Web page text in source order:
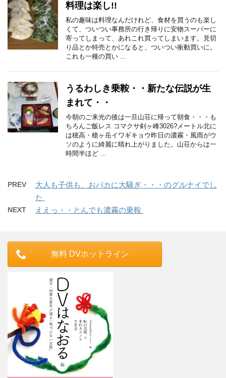
料理は楽し!!
私の趣味は料理なんだけれど、食材を買うのも楽し
くて、ついつい事務所の行き帰りに安物スーパーに
寄ってしまって、あれこれ買ってしまいます。見切
り品とか特売とかになると、ついつい衝動買いに。
これも一種の買い ...
うるわしき乗鞍・・新たな伝説が生
まれて・・
今朝のご来光の後は一旦山荘に帰って朝食・・・も
ちろんご飯レス コマクサ剣ヶ峰3026?メートル北に
は穂高・槍ヶ岳イワギキョウ昨日の濃霧・風雨がウ
ソのように綺麗に晴れ上がりました。山荘からは一
時間半ほど ...
PREV
大人も子供も、おバカに大騒ぎ・・・のグルナイでし
た
NEXT ええっ・・とんでも濃霧の乗鞍
無料 DVホットライン